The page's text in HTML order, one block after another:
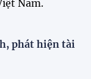
mộ chào đón